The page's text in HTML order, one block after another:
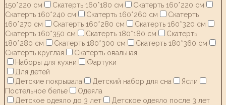
150*220 см
Скатерть 160*180 см
Скатерть 160*220 см
Скатерть 160*240 см
Скатерть 160*260 см
Скатерть
160*270 см
Скатерть 160*280 см
Скатерть 160*320 см
Скатерть 160*350 см
Скатерть 180*180 см
Скатерть
180*280 см
Скатерть 180*300 см
Скатерть 180*360 см
Скатерть круглая
Скатерть овальная
Наборы для кухни
Фартуки
Для детей
Детские покрывала
Детский набор для сна
Ясли
Постельное белье
Одеяла
Детское одеяло до 3 лет
Детское одеяло после 3 лет